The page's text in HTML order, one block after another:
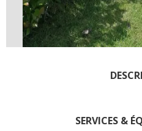
Les visites accompagnées
L'espace Georges Rouquier
à Goutrens
Artistes et artisans d'art
SERVICES &